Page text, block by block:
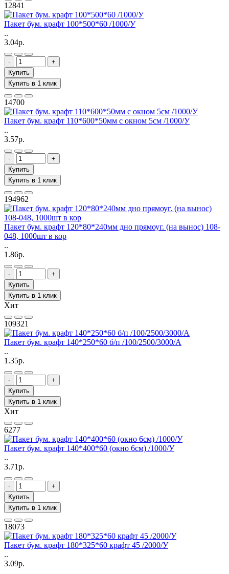
12841
Пакет бум. крафт 100*500*60 /1000/У
..
3.04р.
-
+
Купить
Купить в 1 клик
14700
Пакет бум. крафт 110*600*50мм с окном 5см /1000/У
..
3.57р.
-
+
Купить
Купить в 1 клик
194962
Пакет бум. крафт 120*80*240мм дно прямоуг. (на вынос) 108-
048, 1000шт в кор
..
1.86р.
-
+
Купить
Купить в 1 клик
Хит
109321
Пакет бум. крафт 140*250*60 б/п /100/2500/3000/А
..
1.35р.
-
+
Купить
Купить в 1 клик
Хит
6277
Пакет бум. крафт 140*400*60 (окно 6см) /1000/У
..
3.71р.
-
+
Купить
Купить в 1 клик
18073
Пакет бум. крафт 180*325*60 крафт 45 /2000/У
..
3.09р.